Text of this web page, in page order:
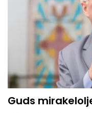
Guds